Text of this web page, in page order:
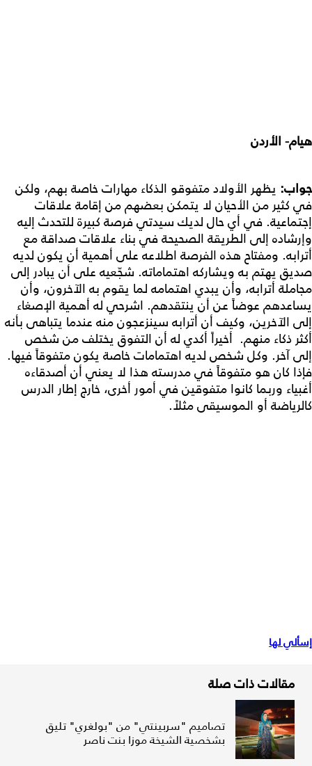
هيام- الأردن
جواب: يظهر الأولاد متفوقو الذكاء مهارات خاصة بهم، ولكن
في كثير من الأحيان لا يتمكن بعضهم من إقامة علاقات
إجتماعية. في أي حال لديك سيدتي فرصة كبيرة للتحدث إليه
وإرشاده إلى الطريقة الصحيحة في بناء علاقات صداقة مع
أترابه. ومفتاح هذه الفرصة اطلاعه على أهمية أن يكون لديه
صديق يهتم به ويشاركه اهتماماته. شجّعيه على أن يبادر إلى
مجاملة أترابه، وأن يبدي اهتمامه لما يقوم به الآخرون، وأن
يساعدهم عوضاً عن أن ينتقدهم. اشرحي له أهمية الإصغاء
إلى الآخرين، وكيف أن أترابه سينزعجون منه عندما يتباهى بأنه
أكثر ذكاء منهم. أخيراً أكدي له أن التفوق يختلف من شخص
إلى آخر. وكل شخص لديه اهتمامات خاصة يكون متفوقاً فيها.
فإذا كان هو متفوقاً في مدرسته هذا لا يعني أن أصدقاءه
أغبياء وربما كانوا متفوقين في أمور أخرى، خارج إطار الدرس
كالرياضة أو الموسيقى مثلاً.
إسألي لها
مقالات ذات صلة
تصاميم "سربينتي" من "بولغري" تليق
بشخصية الشيخة موزا بنت ناصر